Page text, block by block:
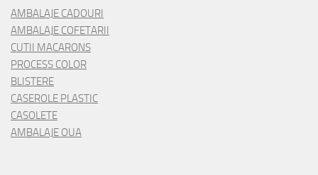
AMBALAJE CADOURI
AMBALAJE COFETARII
CUTII MACARONS
PROCESS COLOR
BLISTERE
CASEROLE PLASTIC
CASOLETE
AMBALAJE OUA